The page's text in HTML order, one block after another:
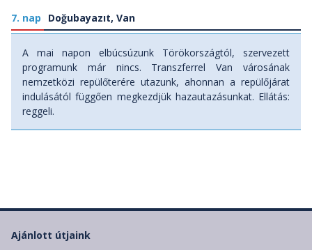
7. nap Doğubayazıt, Van
A mai napon elbúcsúzunk Törökországtól, szervezett
programunk már nincs. Transzferrel Van városának
nemzetközi repülőterére utazunk, ahonnan a repülőjárat
indulásától függően megkezdjük hazautazásunkat. Ellátás:
reggeli.
Ajánlott útjaink